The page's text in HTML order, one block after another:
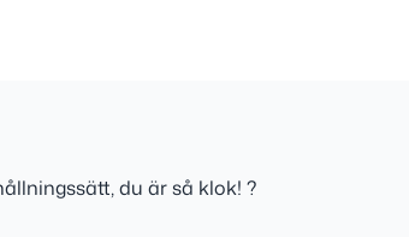
du är så klok! ?